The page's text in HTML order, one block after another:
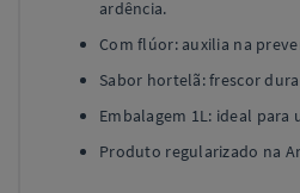
ardência.
Com flúor: auxilia na
Sabor hortelã: frescor
Embalagem 1L: ideal para
Produto regularizado na